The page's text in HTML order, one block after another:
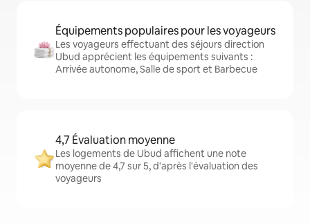
Équipements populaires pour les voyageurs
Les voyageurs effectuant des séjours direction
Ubud apprécient les équipements suivants :
Arrivée autonome, Salle de sport et Barbecue
4,7 Évaluation moyenne
Les logements de Ubud affichent une note
moyenne de 4,7 sur 5, d'après l'évaluation des
voyageurs